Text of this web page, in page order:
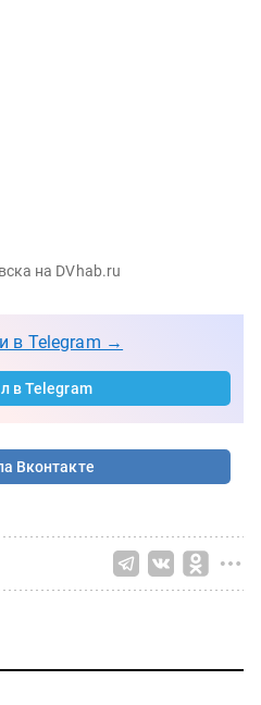
на DVhab.ru
в Telegram →
в Telegram
Вконтакте